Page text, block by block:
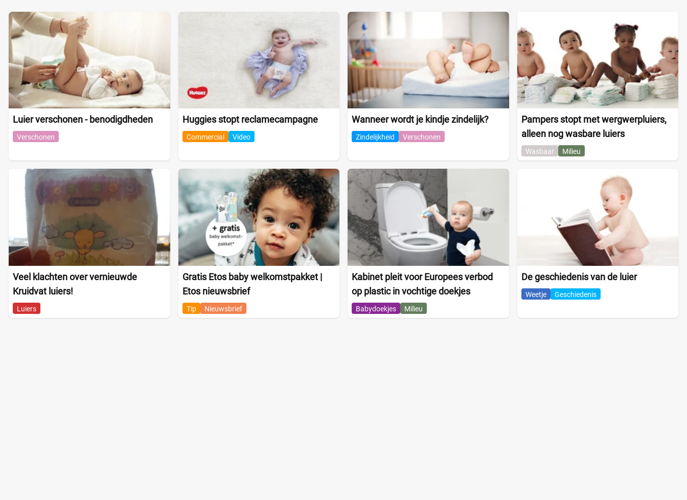
Luier verschonen - benodigdheden
Verschonen
Huggies stopt reclamecampagne
Commercial Video
Wanneer wordt je kindje zindelijk?
Zindelijkheid Verschonen
Pampers stopt met wergwerpluiers,
alleen nog wasbare luiers
Wasbaar Milieu
Veel klachten over vernieuwde
Kruidvat luiers!
Luiers
Gratis Etos baby welkomstpakket |
Etos nieuwsbrief
Tip Nieuwsbrief
Kabinet pleit voor Europees verbod
op plastic in vochtige doekjes
Babydoekjes Milieu
De geschiedenis van de luier
Weetje Geschiedenis